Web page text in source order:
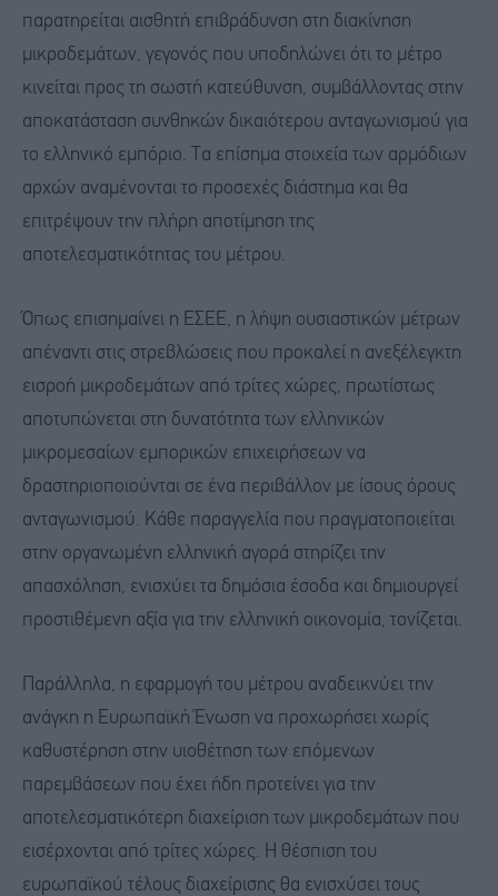
παρατηρείται αισθητή επιβράδυνση στη διακίνηση
μικροδεμάτων, γεγονός που υποδηλώνει ότι το μέτρο
κινείται προς τη σωστή κατεύθυνση, συμβάλλοντας στην
αποκατάσταση συνθηκών δικαιότερου ανταγωνισμού για
το ελληνικό εμπόριο. Τα επίσημα στοιχεία των αρμόδιων
αρχών αναμένονται το προσεχές διάστημα και θα
επιτρέψουν την πλήρη αποτίμηση της
αποτελεσματικότητας του μέτρου.
Όπως επισημαίνει η ΕΣΕΕ, η λήψη ουσιαστικών μέτρων
απέναντι στις στρεβλώσεις που προκαλεί η ανεξέλεγκτη
εισροή μικροδεμάτων από τρίτες χώρες, πρωτίστως
αποτυπώνεται στη δυνατότητα των ελληνικών
μικρομεσαίων εμπορικών επιχειρήσεων να
δραστηριοποιούνται σε ένα περιβάλλον με ίσους όρους
ανταγωνισμού. Κάθε παραγγελία που πραγματοποιείται
στην οργανωμένη ελληνική αγορά στηρίζει την
απασχόληση, ενισχύει τα δημόσια έσοδα και δημιουργεί
προστιθέμενη αξία για την ελληνική οικονομία, τονίζεται.
Παράλληλα, η εφαρμογή του μέτρου αναδεικνύει την
ανάγκη η Ευρωπαϊκή Ένωση να προχωρήσει χωρίς
καθυστέρηση στην υιοθέτηση των επόμενων
παρεμβάσεων που έχει ήδη προτείνει για την
αποτελεσματικότερη διαχείριση των μικροδεμάτων που
εισέρχονται από τρίτες χώρες. Η θέσπιση του
ευρωπαϊκού τέλους διαχείρισης θα ενισχύσει τους